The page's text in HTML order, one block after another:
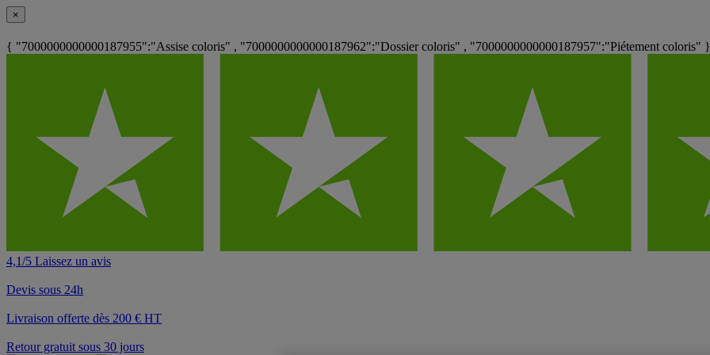
×
{ "7000000000000187955":"Assise coloris" , "7000000000000187962":"Dossier coloris" , "7000000000000187957":"Piétement coloris" }
4,1/5 Laissez un avis
Devis sous 24h
Livraison offerte dès 200 € HT
Retour gratuit sous 30 jours